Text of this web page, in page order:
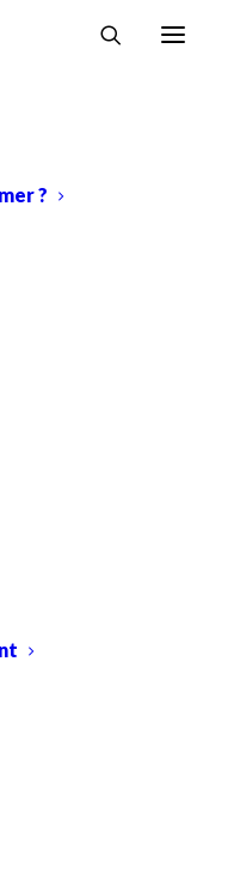
?
de la Recherche
de
sur